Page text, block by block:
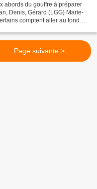
abords du gouffre à préparer
Denis, Gérard (LGG) Marie-
comptent aller au fond
Page suivante >